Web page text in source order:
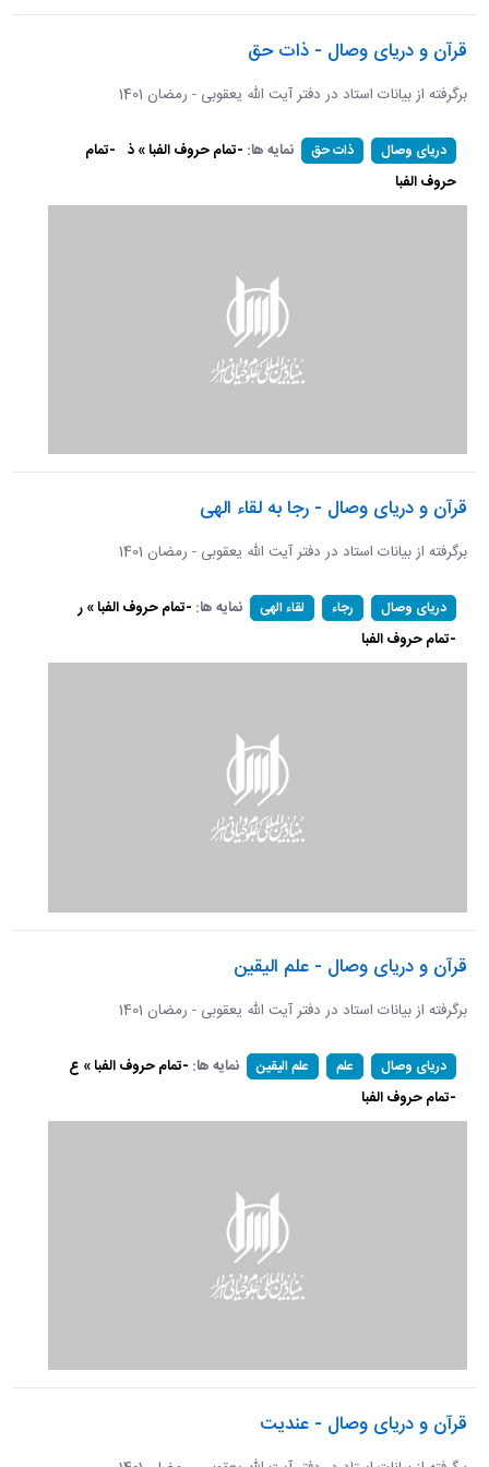
قرآن و دریای وصال - ذات حق
برگرفته از بیانات استاد در دفتر آیت الله یعقوبی - رمضان 1401
دریای وصال ذات حق نمایه ها: -تمام حروف الفبا » ذ -تمام
حروف الفبا
قرآن و دریای وصال - رجا به لقاء الهی
برگرفته از بیانات استاد در دفتر آیت الله یعقوبی - رمضان 1401
دریای وصال رجاء لقاء الهی نمایه ها: -تمام حروف الفبا » ر
-تمام حروف الفبا
قرآن و دریای وصال - علم الیقین
برگرفته از بیانات استاد در دفتر آیت الله یعقوبی - رمضان 1401
دریای وصال علم علم الیقین نمایه ها: -تمام حروف الفبا » ع
-تمام حروف الفبا
قرآن و دریای وصال - عندیت